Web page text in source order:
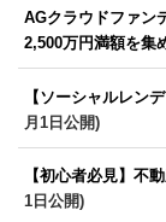
AGクラウドファン
2,500万円満額を集
【ソーシャルレン
月1日公開)
【初心者必見】不
1日公開)